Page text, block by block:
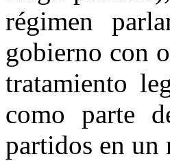
régimen
gobierno con
tratamiento
como parte
partidos en un